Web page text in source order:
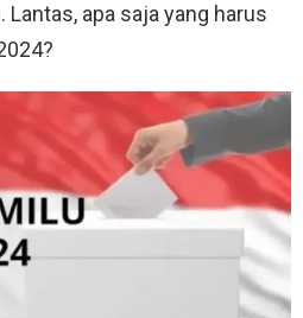
apa saja yang harus